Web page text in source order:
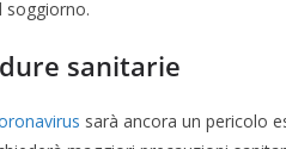
soggiorno.
sanitarie
sarà ancora un pericolo